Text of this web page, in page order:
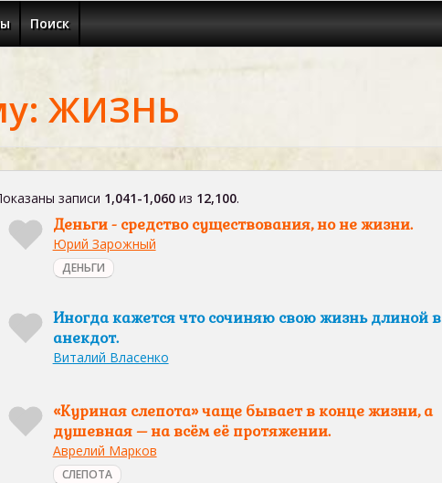
Поиск
ЖИЗНЬ
записи 1,041-1,060из 12,100.
Деньги - средство существования, но не жизни.
Юрий Зарожный
ДЕНЬГИ
Иногда кажется что сочиняю свою жизнь длиной в
анекдот.
Виталий Власенко
«Куриная слепота» чаще бывает в конце жизни, а
душевная – на всём её протяжении.
Аврелий Марков
СЛЕПОТА